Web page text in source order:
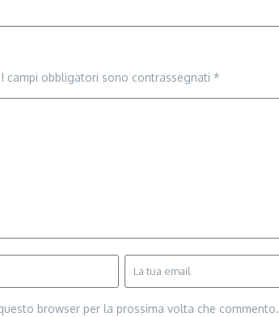
I campi obbligatori sono contrassegnati *
browser per la prossima volta che commento.